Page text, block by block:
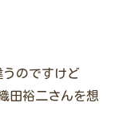
のですけど
田裕二さんを想